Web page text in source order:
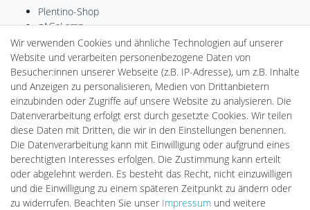
Plentino-Shop
gAGaLamp
Drohnenstore24
Cardanlight-Shop
Batteriespeicher
PlentiSolar
Gebrauchtlicht
Ledkauf
DEYESOLAR
Lightech Connect
CardanLight Europe
FORTIMO LEDs
LED-RETROSHOP
MeinUSB
Wir verwenden Cookies und ähnliche Technologien auf unserer
Website und verarbeiten personenbezogene Daten von
Besucher:innen unserer Webseite (z.B. IP-Adresse), um z.B. Inhalte
und Anzeigen zu personalisieren, Medien von Drittanbietern
einzubinden oder Zugriffe auf unsere Website zu analysieren. Die
Datenverarbeitung erfolgt erst durch gesetzte Cookies. Wir teilen
diese Daten mit Dritten, die wir in den Einstellungen benennen.
Die Datenverarbeitung kann mit Einwilligung oder aufgrund eines
berechtigten Interesses erfolgen. Die Zustimmung kann erteilt
oder abgelehnt werden. Es besteht das Recht, nicht einzuwilligen
und die Einwilligung zu einem späteren Zeitpunkt zu ändern oder
zu widerrufen. Beachten Sie unser Impressum und weitere